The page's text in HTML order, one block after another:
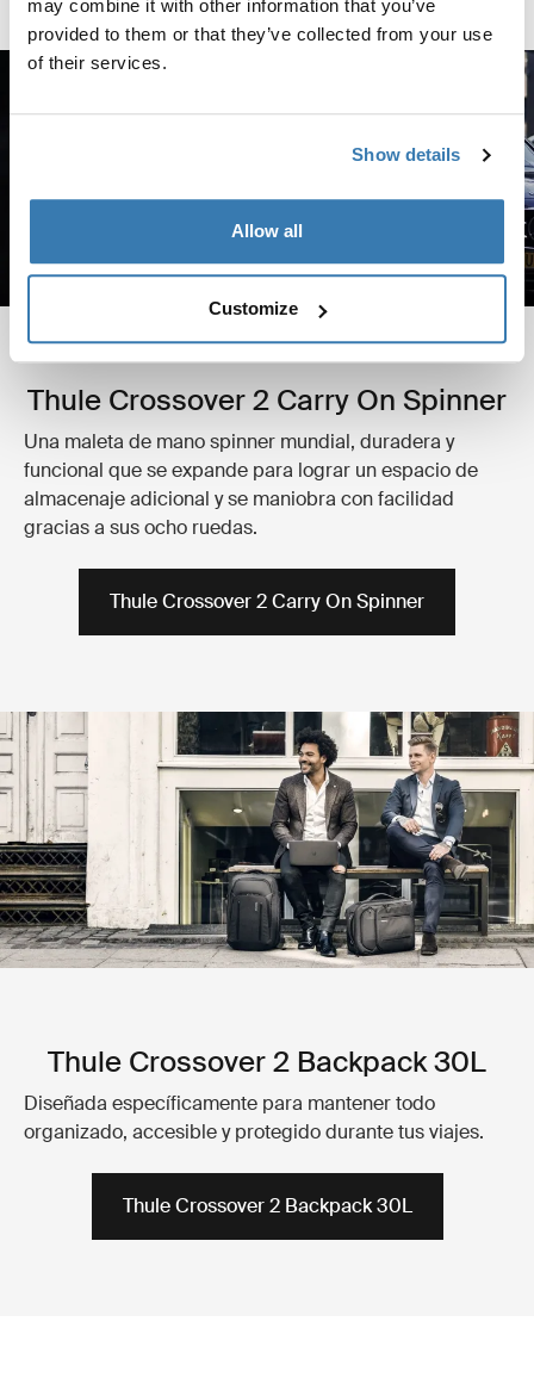
may combine it with other information that you’ve
provided to them or that they’ve collected from your use
of their services.
Show details
Allow all
Customize
sutil llevan a cada bolso a formar parte de un conjunto.
Thule Crossover 2 Carry On Spinner
Una maleta de mano spinner mundial, duradera y
funcional que se expande para lograr un espacio de
almacenaje adicional y se maniobra con facilidad
gracias a sus ocho ruedas.
Thule Crossover 2 Carry On Spinner
Thule Crossover 2 Backpack 30L
Diseñada específicamente para mantener todo
organizado, accesible y protegido durante tus viajes.
Thule Crossover 2 Backpack 30L